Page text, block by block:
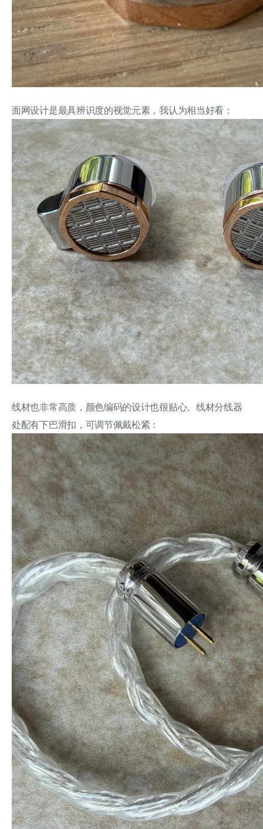
面网设计是最具辨识度的视觉元素，我认为相当好看：
线材也非常高质，颜色编码的设计也很贴心。线材分线器
处配有下巴滑扣，可调节佩戴松紧：